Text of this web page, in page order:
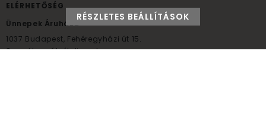
ELÉRHETŐSÉG
Ünnepek Áruháza
1037 Budapest, Fehéregyházi út 15.
Személyes átvételi pont
RÉSZLETES BEÁLLÍTÁSOK